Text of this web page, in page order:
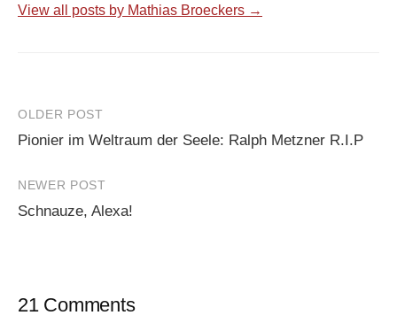
View all posts by Mathias Broeckers →
Post
navigation
OLDER POST
Pionier im Weltraum der Seele: Ralph Metzner R.I.P
NEWER POST
Schnauze, Alexa!
21 Comments